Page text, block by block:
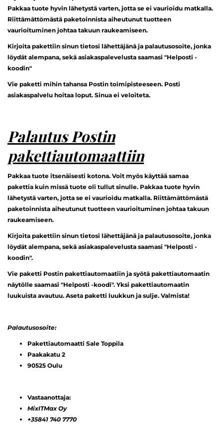
Pakkaa tuote hyvin lähetystä varten, jotta se ei vaurioidu matkalla.
Riittämättömästä paketoinnista aiheutunut tuotteen
vaurioituminen johtaa takuun raukeamiseen.
Kirjoita pakettiin sinun tietosi lähettäjänä ja palautusosoite, jonka
löydät alempana, sekä asiakaspalevelusta saamasi "Helposti -
koodin"
Vie paketti mihin tahansa Postin toimipisteeseen. Posti
asiakaspalvelu hoitaa loput. Sinua ei veloiteta.
Palautus Postin
pakettiautomaattiin
Pakkaa tuote itsenäisesti kotona. Voit myös käyttää samaa
pakettia kuin missä tuote oli tullut sinulle. Pakkaa tuote hyvin
lähetystä varten, jotta se ei vaurioidu matkalla. Riittämättömästä
paketoinnista aiheutunut tuotteen vaurioituminen johtaa takuun
raukeamiseen.
Kirjoita pakettiin sinun tietosi lähettäjänä ja palautusosoite, jonka
löydät alempana, sekä asiakaspalevelusta saamasi "Helposti -
koodin".
Vie paketti Postin pakettiautomaatiin ja syötä pakettiautomaatin
näytölle saamasi "Helposti -koodi". Yksi pakettiautomaatin
luukuista avautuu. Aseta paketti luukkun ja sulje. Valmista!
Palautusosoite:
Pakettiautomaatti Sale Toppila
Paakakatu 2
90525 Oulu
Vastaanottaja:
MixITMax Oy
+35841 740 7770